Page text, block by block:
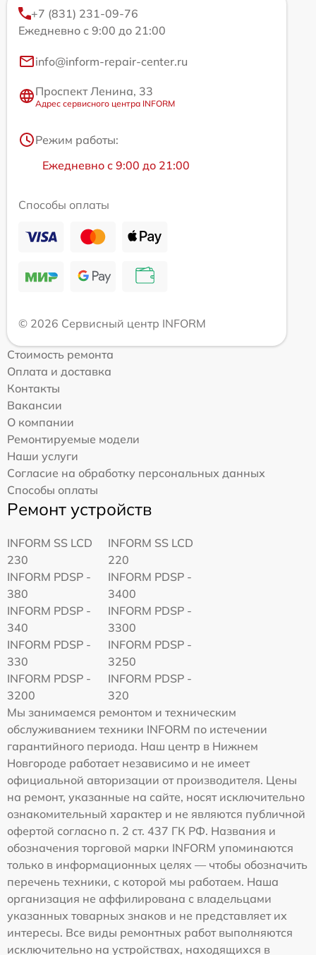
+7 (831) 231-09-76
Ежедневно с 9:00 до 21:00
info@inform-repair-center.ru
Проспект Ленина, 33
Адрес сервисного центра INFORM
Режим работы:
Ежедневно с 9:00 до 21:00
Способы оплаты
© 2026 Сервисный центр INFORM
Стоимость ремонта
Оплата и доставка
Контакты
Вакансии
О компании
Ремонтируемые модели
Наши услуги
Согласие на обработку персональных данных
Способы оплаты
Ремонт устройств
INFORM SS LCD
230
INFORM SS LCD
220
INFORM PDSP -
380
INFORM PDSP -
3400
INFORM PDSP -
340
INFORM PDSP -
3300
INFORM PDSP -
330
INFORM PDSP -
3250
INFORM PDSP -
3200
INFORM PDSP -
320
Мы занимаемся ремонтом и техническим
обслуживанием техники INFORM по истечении
гарантийного периода. Наш центр в Нижнем
Новгороде работает независимо и не имеет
официальной авторизации от производителя. Цены
на ремонт, указанные на сайте, носят исключительно
ознакомительный характер и не являются публичной
офертой согласно п. 2 ст. 437 ГК РФ. Названия и
обозначения торговой марки INFORM упоминаются
только в информационных целях — чтобы обозначить
перечень техники, с которой мы работаем. Наша
организация не аффилирована с владельцами
указанных товарных знаков и не представляет их
интересы. Все виды ремонтных работ выполняются
исключительно на устройствах, находящихся в